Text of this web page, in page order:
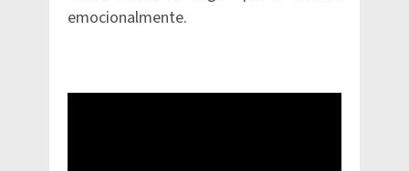
emocionalmente.